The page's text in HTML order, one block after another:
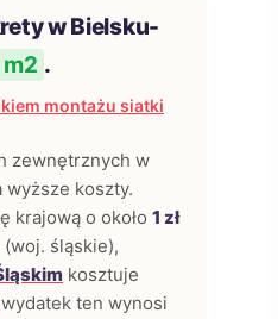
w Bielsku-
m2 .
montażu siatki
zewnętrznych w
wyższe koszty.
krajową o około 1 zł
śląskie),
kosztuje
wydatek ten wynosi